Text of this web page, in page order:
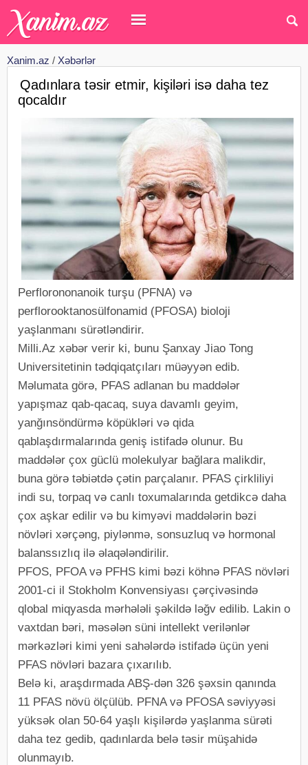
Xanim.az / Xəbərlər
Qadınlara təsir etmir, kişiləri isə daha tez
qocaldır
Perflorononanoik turşu (PFNA) və
perflorooktanosülfonamid (PFOSA) bioloji
yaşlanmanı sürətləndirir.
Milli.Az xəbər verir ki, bunu Şanxay Jiao Tong
Universitetinin tədqiqatçıları müəyyən edib.
Məlumata görə, PFAS adlanan bu maddələr
yapışmaz qab-qacaq, suya davamlı geyim,
yanğınsöndürmə köpükləri və qida
qablaşdırmalarında geniş istifadə olunur. Bu
maddələr çox güclü molekulyar bağlara malikdir,
buna görə təbiətdə çətin parçalanır. PFAS çirkliliyi
indi su, torpaq və canlı toxumalarında getdikcə daha
çox aşkar edilir və bu kimyəvi maddələrin bəzi
növləri xərçəng, piylənmə, sonsuzluq və hormonal
balanssızlıq ilə əlaqələndirilir.
PFOS, PFOA və PFHS kimi bəzi köhnə PFAS növləri
2001-ci il Stokholm Konvensiyası çərçivəsində
qlobal miqyasda mərhələli şəkildə ləğv edilib. Lakin o
vaxtdan bəri, məsələn süni intellekt verilənlər
mərkəzləri kimi yeni sahələrdə istifadə üçün yeni
PFAS növləri bazara çıxarılıb.
Belə ki, araşdırmada ABŞ-dən 326 şəxsin qanında
11 PFAS növü ölçülüb. PFNA və PFOSA səviyyəsi
yüksək olan 50-64 yaşlı kişilərdə yaşlanma sürəti
daha tez gedib, qadınlarda belə təsir müşahidə
olunmayıb.